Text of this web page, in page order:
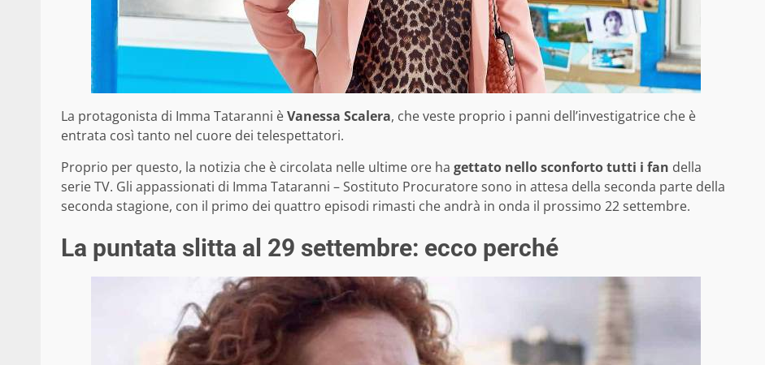
La protagonista di Imma Tataranni èVanessa Scalera, che veste proprio i panni dell’investigatrice che è
entrata così tanto nel cuore dei telespettatori.
Proprio per questo, la notizia che è circolata nelle ultime ore ha gettato nello sconforto tutti i fan della
serie TV. Gli appassionati di Imma Tataranni – Sostituto Procuratore sono in attesa della seconda parte della
seconda stagione, con il primo dei quattro episodi rimasti che andrà in onda il prossimo 22 settembre.
La puntata slitta al 29 settembre: ecco perché